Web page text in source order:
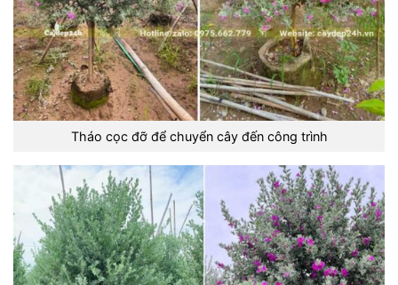
Tháo cọc đỡ để chuyển cây đến công trình